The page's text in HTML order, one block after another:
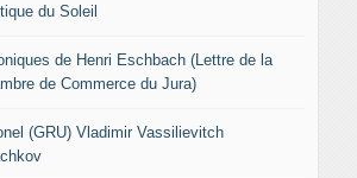
du Soleil
de Henri Eschbach (Lettre de la
de Commerce du Jura)
(GRU) Vladimir Vassilievitch